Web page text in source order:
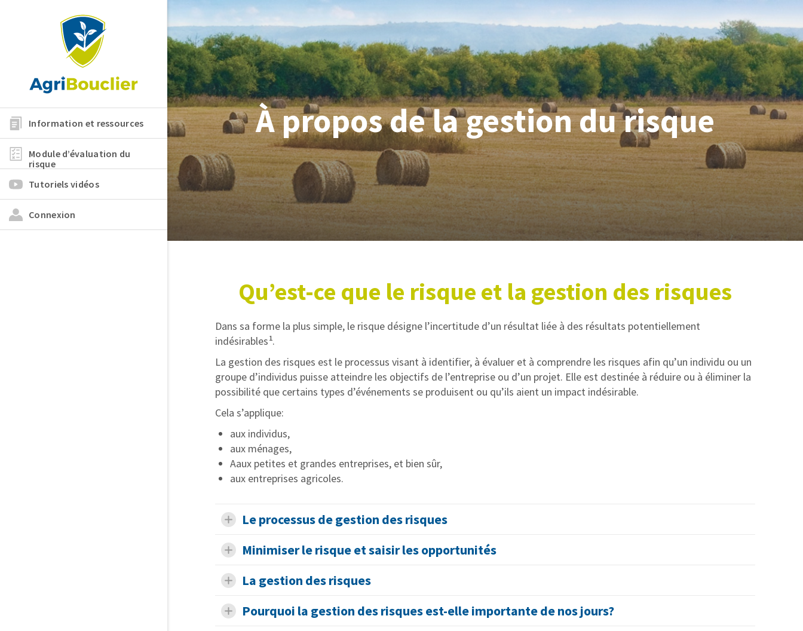
Information et ressources
Module d’évaluation du
risque
Tutoriels vidéos
Connexion
À propos de la gestion du risque
Qu’est-ce que le risque et la gestion des risques
Dans sa forme la plus simple, le risque désigne l’incertitude d’un résultat liée à des résultats potentiellement
indésirables 1.
La gestion des risques est le processus visant à identifier, à évaluer et à comprendre les risques afin qu’un individu ou un
groupe d’individus puisse atteindre les objectifs de l’entreprise ou d’un projet. Elle est destinée à réduire ou à éliminer la
possibilité que certains types d’événements se produisent ou qu’ils aient un impact indésirable.
Cela s’applique:
aux individus,
aux ménages,
Aaux petites et grandes entreprises, et bien sûr,
aux entreprises agricoles.
Le processus de gestion des risques
Minimiser le risque et saisir les opportunités
La gestion des risques
Pourquoi la gestion des risques est-elle importante de nos jours?